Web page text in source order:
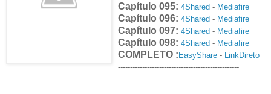
Capítulo 095: 4Shared - Mediafire
Capítulo 096: 4Shared - Mediafire
Capítulo 097: 4Shared - Mediafire
Capítulo 098: 4Shared - Mediafire
COMPLETO : EasyShare -
LinkDireto
--------------------------------------------------